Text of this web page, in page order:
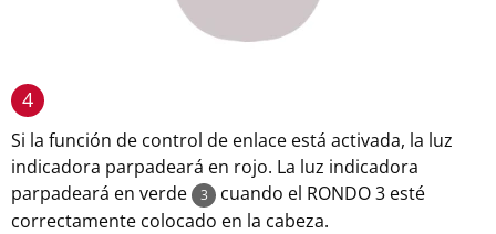
4
Si la función de control de enlace está activada, la luz
indicadora parpadeará en rojo. La luz indicadora
parpadeará en verde
3
cuando el RONDO 3 esté
correctamente colocado en la cabeza.